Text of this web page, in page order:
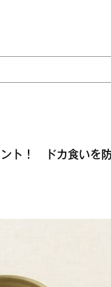
ト！ ドカ食いを